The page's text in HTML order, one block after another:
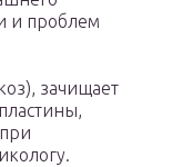
и проблем
зачищает